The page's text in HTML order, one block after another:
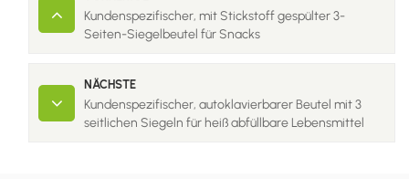
Kundenspezifischer, mit Stickstoff gespülter 3-
Seiten-Siegelbeutel für Snacks
NÄCHSTE
Kundenspezifischer, autoklavierbarer Beutel mit 3
seitlichen Siegeln für heiß abfüllbare Lebensmittel